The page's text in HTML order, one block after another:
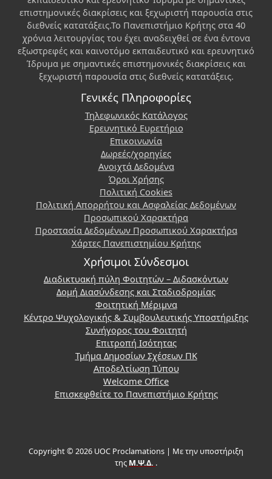
επιστημονικές διακρίσεις και ξεχωριστή παρουσία στις
διεθνείς κατατάξεις.Το Πανεπιστήμιο Κρήτης στα 40
χρόνια λειτουργίας του έχει αναδειχθεί σε ένα έντονα
εξωστρεφές και καινοτόμο εκπαιδευτικό και ερευνητικό
Ίδρυμα με σημαντικές επιστημονικές διακρίσεις και
ξεχωριστή παρουσία στις διεθνείς κατατάξεις.
Γενικές Πληροφορίες
Τηλεφωνικός Κατάλογος
Ερευνητικό Ευρετήριο
Επικοινωνία
Δωρεές/χορηγίες
Ανοιχτά Δεδομένα
Όροι Χρήσης
Πολιτική Cookies
Πολιτική Απορρήτου και Ασφαλείας Δεδομένων
Προσωπικού Χαρακτήρα
Προστασία Δεδομένων Προσωπικού Χαρακτήρα
Χάρτες Πανεπιστημίου Κρήτης
Χρήσιμοι Σύνδεσμοι
Διαδικτυακή πύλη Φοιτητών – Διδασκόντων
Δομή Διασύνδεσης και Σταδιοδρομίας
Φοιτητική Μέριμνα
Κέντρο Ψυχολογικής & Συμβουλευτικής Υποστήριξης
Συνήγορος του Φοιτητή
Επιτροπή Ισότητας
Τμήμα Δημοσίων Σχέσεων ΠΚ
Αποδελτίωση Τύπου
Welcome Office
Επισκεφθείτε το Πανεπιστήμιο Κρήτης
Copyright © 2026 UOC Proclamations | Με την υποστήριξη
της Μ.Ψ.Δ. .